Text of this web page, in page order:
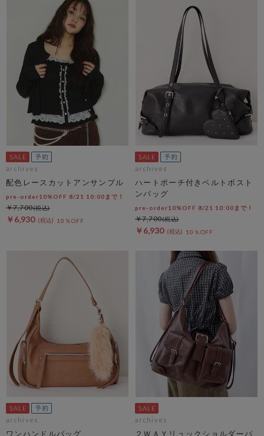
archives
配色レースカットアンサンブル
pre-order10%OFF 8/21 10:00まで！
￥6,930 10％OFF
￥7,700
archives
ハートポーチ付きベルトボスト
ンバッグ
pre-order10%OFF 8/21 10:00まで！
￥6,930 10％OFF
￥7,700
archives
ワンハンドルバッグ
archives
２ＷＡＹリュックショルダーバ